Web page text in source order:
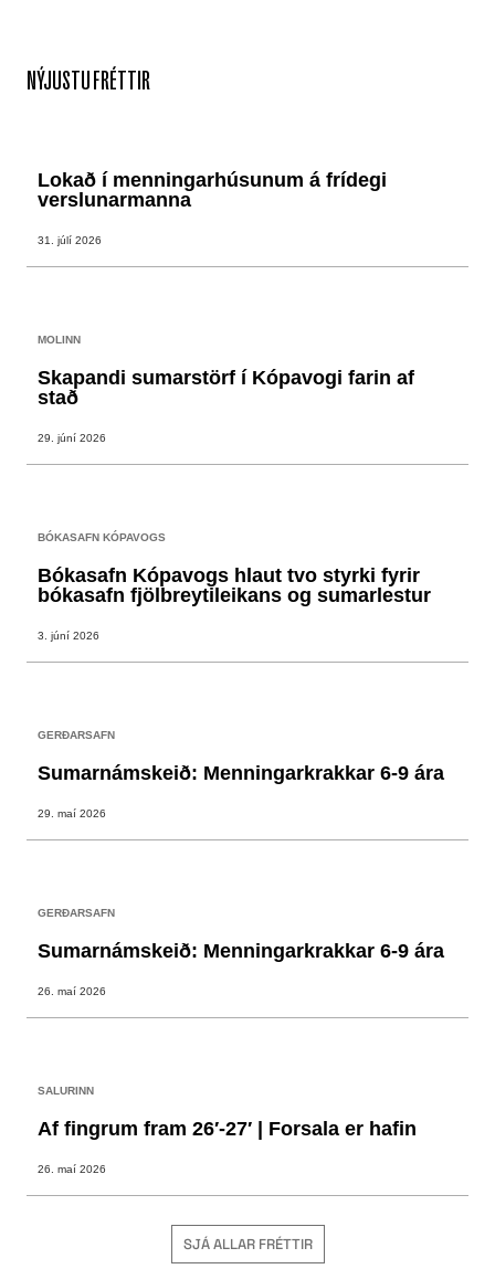
NÝJUSTU FRÉTTIR
Lokað í menningarhúsunum á frídegi
verslunarmanna
31. júlí 2026
MOLINN
Skapandi sumarstörf í Kópavogi farin af
stað
29. júní 2026
BÓKASAFN KÓPAVOGS
Bókasafn Kópavogs hlaut tvo styrki fyrir
bókasafn fjölbreytileikans og sumarlestur
3. júní 2026
GERÐARSAFN
Sumarnámskeið: Menningarkrakkar 6-9 ára
29. maí 2026
GERÐARSAFN
Sumarnámskeið: Menningarkrakkar 6-9 ára
26. maí 2026
SALURINN
Af fingrum fram 26′-27′ | Forsala er hafin
26. maí 2026
SJÁ ALLAR FRÉTTIR